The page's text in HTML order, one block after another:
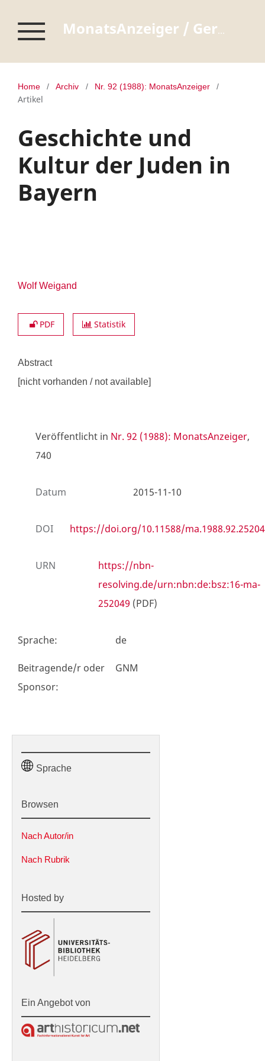
MonatsAnzeiger / Germanisches Nationalmuseum Nürnberg
Home / Archiv / Nr. 92 (1988): MonatsAnzeiger /
Artikel
Geschichte und
Kultur der Juden in
Bayern
Wolf Weigand
PDF Statistik
Abstract
[nicht vorhanden / not available]
Veröffentlicht in Nr. 92 (1988): MonatsAnzeiger,
740
Datum 2015-11-10
DOI https://doi.org/10.11588/ma.1988.92.25204
URN
https://nbn-
resolving.de/urn:nbn:de:bsz:16-ma-
252049 (PDF)
Sprache: de
Beitragende/r oder
Sponsor:
GNM
Sprache
Browsen
Nach Autor/in
Nach Rubrik
Hosted by
Ein Angebot von